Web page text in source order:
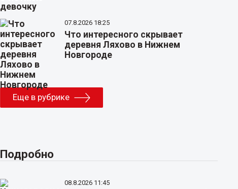
07.8.2026 18:25
Что интересного скрывает
деревня Ляхово в Нижнем
Новгороде
Еще в рубрике
Подробно
08.8.2026 11:45